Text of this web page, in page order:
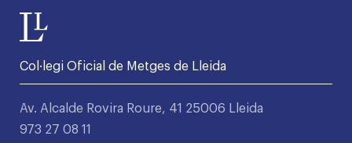
Col·legi Oficial de Metges de Lleida
Av. Alcalde Rovira Roure, 41 25006 Lleida
973 27 08 11